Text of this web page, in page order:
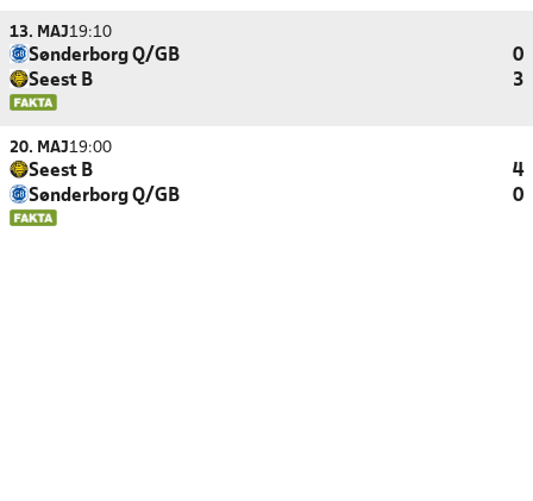
13. MAJ19:10
Sønderborg Q/GB
0
Seest B
3
20. MAJ19:00
Seest B
4
Sønderborg Q/GB
0